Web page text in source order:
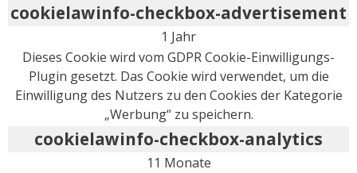
cookielawinfo-checkbox-advertisement
1 Jahr
Dieses Cookie wird vom GDPR Cookie-Einwilligungs-
Plugin gesetzt. Das Cookie wird verwendet, um die
Einwilligung des Nutzers zu den Cookies der Kategorie
„Werbung“ zu speichern.
cookielawinfo-checkbox-analytics
11 Monate